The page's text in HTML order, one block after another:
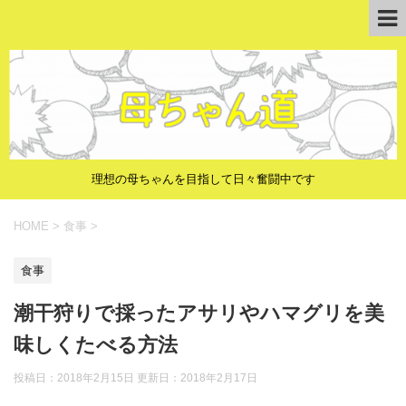
理想の母ちゃんを目指して日々奮闘中です
HOME > 食事 >
食事
潮干狩りで採ったアサリやハマグリを美
味しくたべる方法
投稿日：2018年2月15日 更新日： 2018年2月17日